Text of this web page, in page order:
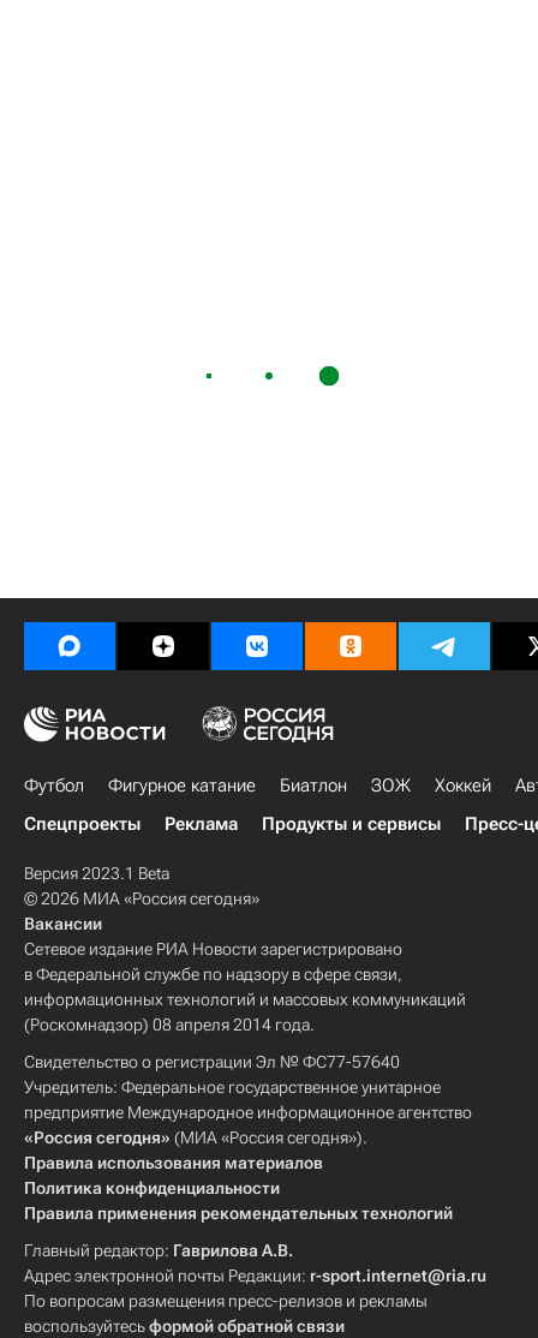
Футбол Фигурное катание Биатлон ЗОЖ Хоккей
Спецпроекты
Реклама Продукты и сервисы Пресс-
Версия 2023.1 Beta
© 2026 МИА «Россия сегодня»
Вакансии
Сетевое издание РИА Новости зарегистрировано
в Федеральной службе по надзору в сфере связи,
информационных технологий и массовых коммуникаций
(Роскомнадзор) 08 апреля 2014 года.
Свидетельство о регистрации Эл № ФС77-57640
Учредитель: Федеральное государственное унитарное
предприятие Международное информационное агентство
«Россия сегодня» (МИА «Россия сегодня»).
Правила использования материалов
Политика конфиденциальности
Правила применения рекомендательных технологий
Главный редактор: Гаврилова А.В.
Адрес электронной почты Редакции: r-sport.internet@ria.ru
По вопросам размещения пресс-релизов и рекламы
воспользуйтесьформой обратной связи